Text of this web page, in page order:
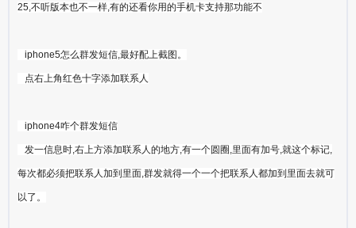
25,不听版本也不一样,有的还看你用的手机卡支持那功能不
iphone5怎么群发短信,最好配上截图。
点右上角红色十字添加联系人
iphone4咋个群发短信
发一信息时,右上方添加联系人的地方,有一个圆圈,里面有加号,就这个标记,
每次都必须把联系人加到里面,群发就得一个一个把联系人都加到里面去就可
以了。